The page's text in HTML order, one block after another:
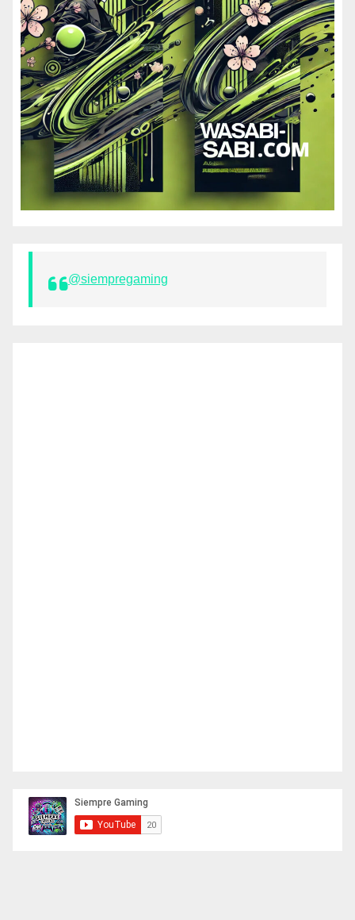
@siempregaming